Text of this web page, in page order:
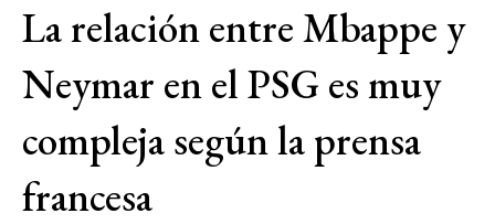
La relación entre Mbappe y
Neymar en el PSG es muy
compleja según la prensa
francesa